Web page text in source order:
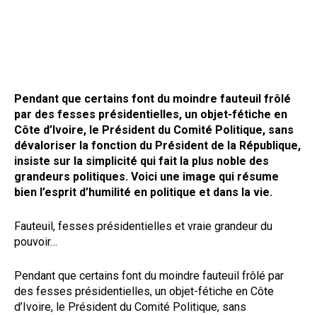
Pendant que certains font du moindre fauteuil frôlé
par des fesses présidentielles, un objet-fétiche en
Côte d’Ivoire, le Président du Comité Politique, sans
dévaloriser la fonction du Président de la République,
insiste sur la simplicité qui fait la plus noble des
grandeurs politiques. Voici une image qui résume
bien l’esprit d’humilité en politique et dans la vie.
Fauteuil, fesses présidentielles et vraie grandeur du
pouvoir…
Pendant que certains font du moindre fauteuil frôlé par
des fesses présidentielles, un objet-fétiche en Côte
d’Ivoire, le Président du Comité Politique, sans